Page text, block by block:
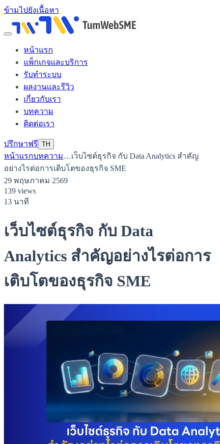
ข้ามไปยังเนื้อหา
หน้าแรก
แพ็กเกจและบริการ
รับทำระบบ
ผลงานและรีวิว
เกี่ยวกับเรา
บทความ
ติดต่อเรา
ปรึกษาฟรี TH
หน้าแรกบทความ…เว็บไซต์ธุรกิจ กับ Data Analytics สำคัญ
อย่างไรต่อการเติบโตของธุรกิจ SME
29 พฤษภาคม 2569
139 views
13 นาที
เว็บไซต์ธุรกิจ กับ Data
Analytics สำคัญอย่างไรต่อการ
เติบโตของธุรกิจ SME